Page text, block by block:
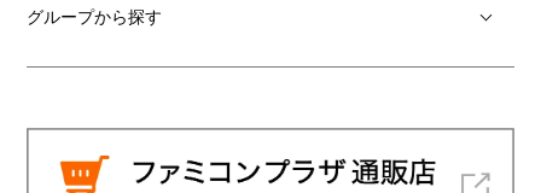
グループから探す